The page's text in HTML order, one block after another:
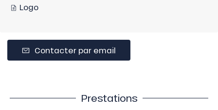
Logo
Contacter par email
Prestations